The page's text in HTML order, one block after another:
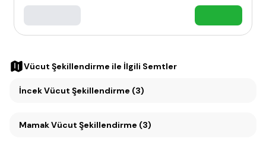
Vücut Şekillendirme ile İlgili Semtler
İncek Vücut Şekillendirme (3)
Mamak Vücut Şekillendirme (3)